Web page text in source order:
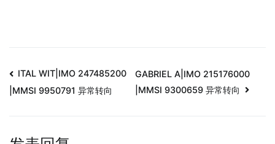
ITAL WIT|IMO 247485200
|MMSI 9950791 异常转向
GABRIEL A|IMO 215176000
|MMSI 9300659 异常转向